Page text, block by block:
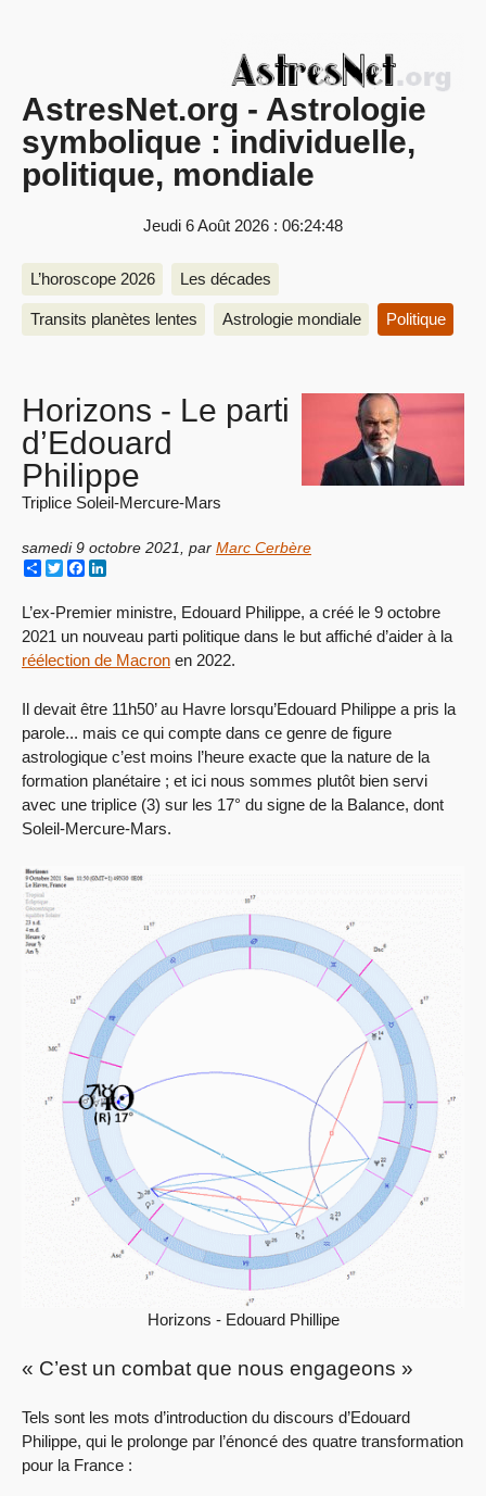
AstresNet.org - Astrologie
symbolique : individuelle,
politique, mondiale
Jeudi 6 Août 2026 : 06:24:48
L’horoscope 2026 Les décades
Transits planètes lentes Astrologie mondiale Politique
Horizons - Le parti
d’Edouard
Philippe
Triplice Soleil-Mercure-Mars
samedi 9 octobre 2021 par Marc Cerbère
ShareTwitterFacebook
L’ex-Premier ministre, Edouard Philippe, a créé le 9 octobre
2021 un nouveau parti politique dans le but affiché d’aider à la
réélection de Macron en 2022.
Il devait être 11h50’ au Havre lorsqu’Edouard Philippe a pris la
parole... mais ce qui compte dans ce genre de figure
astrologique c’est moins l’heure exacte que la nature de la
formation planétaire ; et ici nous sommes plutôt bien servi
avec une triplice (3) sur les 17° du signe de la Balance, dont
Soleil-Mercure-Mars.
Horizons - Edouard Phillipe
« C’est un combat que nous engageons »
Tels sont les mots d’introduction du discours d’Edouard
Philippe, qui le prolonge par l’énoncé des quatre transformation
pour la France :